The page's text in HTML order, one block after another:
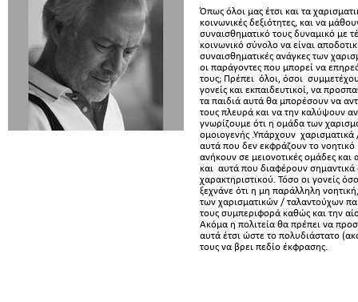
Όπως όλοι μας έτσι και τα
κοινωνικές δεξιότητες, και να
συναισθηματικό τους δυναμικό με
κοινωνικό σύνολο να είναι
συναισθηματικές ανάγκες των
οι παράγοντες που μπορεί να
τους; Πρέπει όλοι, όσοι
γονείς και εκπαιδευτικοί, να
τα παιδιά αυτά θα μπορέσουν να
τους πλευρά και να την καλύψουν
γνωρίζουμε ότι η ομάδα των
ομοιογενής .Υπάρχουν
αυτά που δεν εκφράζουν το
ανήκουν σε μειονοτικές ομάδες
και αυτά που διαφέρουν σημαντικά
χαρακτηριστικού. Τόσο οι γονείς
ξεχνάνε ότι η μη παράλληλη
των χαρισματικών / ταλαντούχων
τους συμπεριφορά καθώς και την
Ακόμα η πολιτεία θα πρέπει να
αυτά έτσι ώστε το πολυδιάστατο
τους να βρει πεδίο έκφρασης.